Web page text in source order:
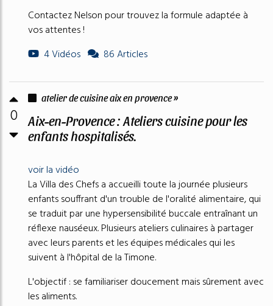
Contactez Nelson pour trouvez la formule adaptée à
vos attentes !
4 Vidéos
86 Articles
0
atelier de cuisine aix en provence »
Aix-en-Provence : Ateliers cuisine pour les
enfants hospitalisés.
voir la vidéo
La Villa des Chefs a accueilli toute la journée plusieurs
enfants souffrant d'un trouble de l'oralité alimentaire, qui
se traduit par une hypersensibilité buccale entraînant un
réflexe nauséeux. Plusieurs ateliers culinaires à partager
avec leurs parents et les équipes médicales qui les
suivent à l'hôpital de la Timone.
L'objectif : se familiariser doucement mais sûrement avec
les aliments.